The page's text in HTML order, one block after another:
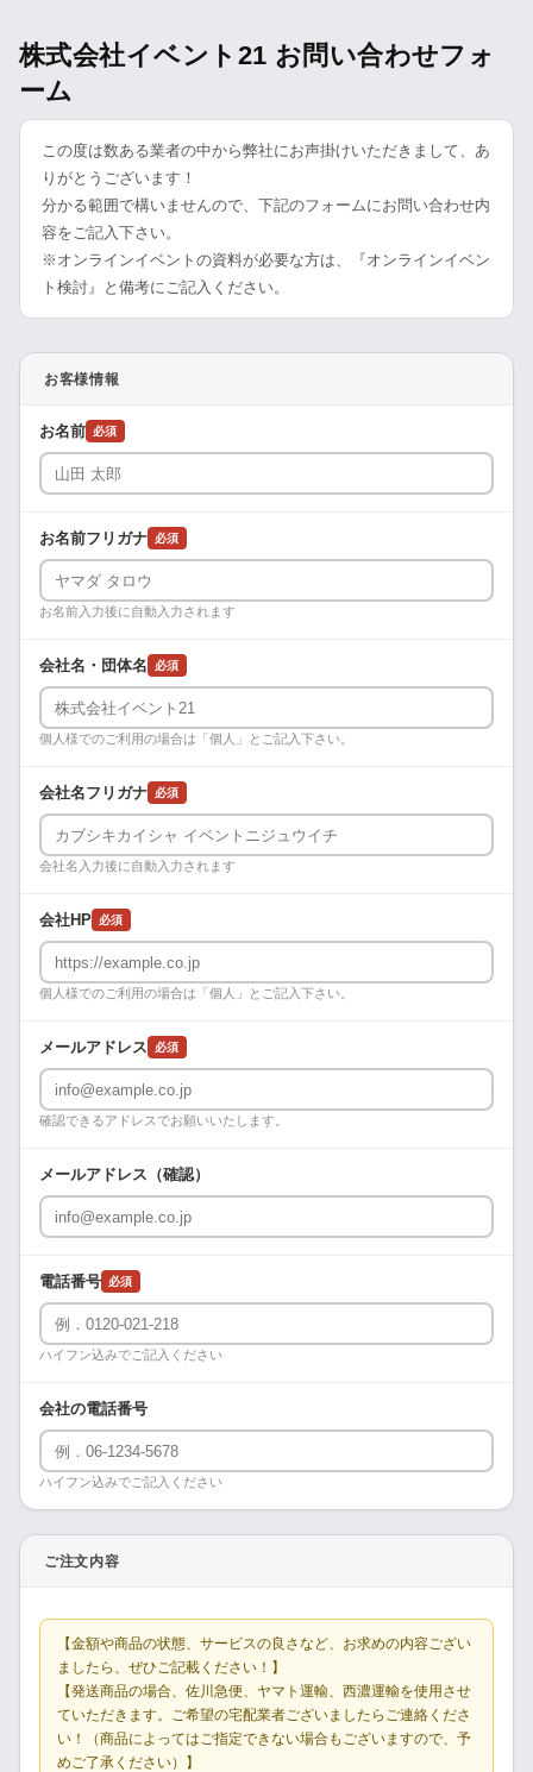
株式会社イベント21 お問い合わせフォ
ーム
この度は数ある業者の中から弊社にお声掛けいただきまして、あ
りがとうございます！
分かる範囲で構いませんので、下記のフォームにお問い合わせ内
容をご記入下さい。
※オンラインイベントの資料が必要な方は、『オンラインイベン
ト検討』と備考にご記入ください。
お客様情報
お名前 必須
お名前フリガナ 必須
お名前入力後に自動入力されます
会社名・団体名 必須
個人様でのご利用の場合は「個人」とご記入下さい。
会社名フリガナ 必須
会社名入力後に自動入力されます
会社HP 必須
個人様でのご利用の場合は「個人」とご記入下さい。
メールアドレス 必須
確認できるアドレスでお願いいたします。
メールアドレス（確認）
電話番号 必須
ハイフン込みでご記入ください
会社の電話番号
ハイフン込みでご記入ください
ご注文内容
【金額や商品の状態、サービスの良さなど、お求めの内容ござい
ましたら、ぜひご記載ください！】
【発送商品の場合、佐川急便、ヤマト運輸、西濃運輸を使用させ
ていただきます。ご希望の宅配業者ございましたらご連絡くださ
い！（商品によってはご指定できない場合もございますので、予
めご了承ください）】